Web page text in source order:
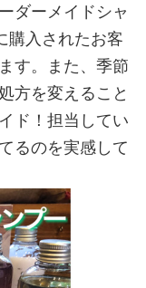
ダーメイドシャ
購入されたお客
す。また、季節
方を変えること
ド！担当してい
るのを実感して